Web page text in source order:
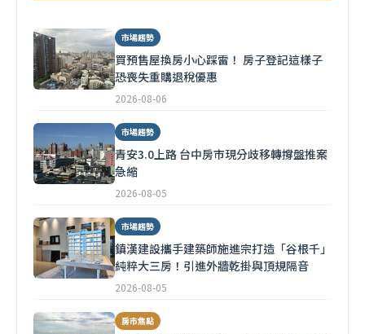
市場趨勢
買預售屋換房小心踩雷！ 房子登記這樣子
恐喪失重購退稅優惠
2026-08-06
市場趨勢
青安3.0上路 台中房市現分歧移轉撐盤推案
急縮
2026-08-05
市場趨勢
鎮漢建設攜手建築師施進宗打造「谷根千」
純粹大三房！引進外牆乾掛與頂規隔音
2026-08-05
房市焦點